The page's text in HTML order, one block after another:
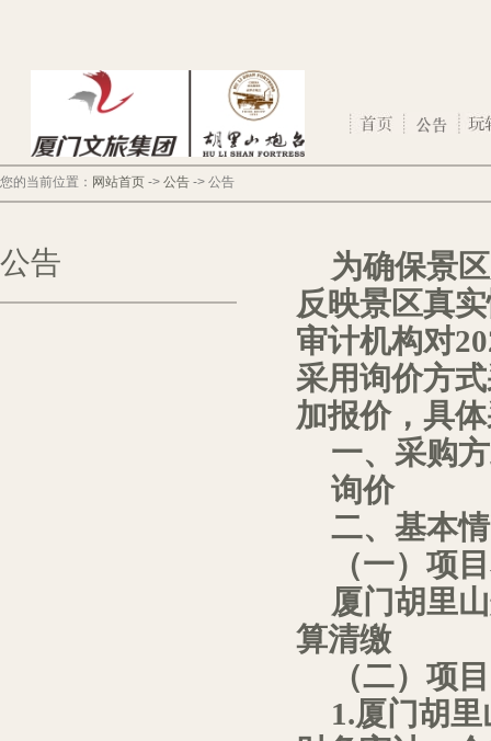
您的当前位置： 网站首页 -> 公告 -> 公告
公告
为确保景
反映景区真
审计机构对
采用询价方
加报价，具
一、采购
询价
二、基本
（一）项
厦门胡里
算清缴
（二）项
1.厦门胡